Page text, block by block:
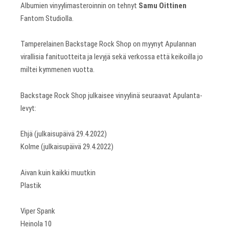
Albumien vinyylimasteroinnin on tehnyt Samu Oittinen
Fantom Studiolla.
Tamperelainen Backstage Rock Shop on myynyt Apulannan
virallisia fanituotteita ja levyjä sekä verkossa että keikoilla jo
miltei kymmenen vuotta.
Backstage Rock Shop julkaisee vinyylinä seuraavat Apulanta-
levyt:
Ehjä (julkaisupäivä 29.4.2022)
Kolme (julkaisupäivä 29.4.2022)
Aivan kuin kaikki muutkin
Plastik
Viper Spank
Heinola 10